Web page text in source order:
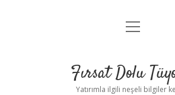
Gizlilik Politikası
Yasal Uyarı
menüyü
Fırsat Dolu
Yatırımla ilgili neşeli bilgiler